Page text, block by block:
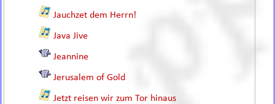
Jauchzet dem Herrn!
Java Jive
Jeannine
Jerusalem of Gold
Jetzt reisen wir zum Tor hinaus